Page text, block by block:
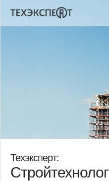
Техэксперт:
Стройтехнолог